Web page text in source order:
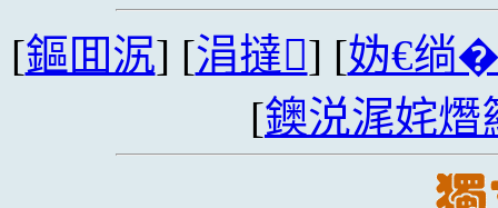
[鏂囬泦] [涓撻] [妫€绱
[鐭涚浘姹熸